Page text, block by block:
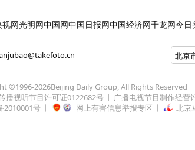
视网光明网中国网中国日报网中国经济网千龙网今日
北京
©1996-2026Beijing Daily Group, All Rights Reserved
播视听节目许可证0122682号
广播电视节目制作经营
2010001号 网上有害信息举报专区 北京